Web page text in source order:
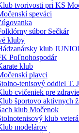
tvorivosti pri KS
speváci
súbor Sečkár
kluby
klub
Poľnohospodár
klub
plavci
tenisový oddiel
cvičeniek pre
športovo aktívnych
klub Močenok
klub
modelárov